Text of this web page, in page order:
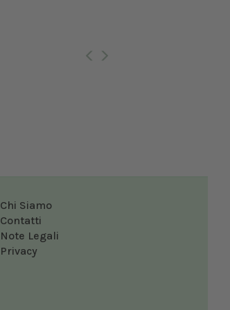
Chi Siamo
Contatti
Note Legali
Privacy